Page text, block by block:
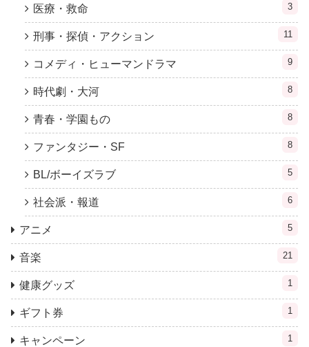
医療・救命 3
刑事・探偵・アクション 11
コメディ・ヒューマンドラマ 9
時代劇・大河 8
青春・学園もの 8
ファンタジー・SF 8
BL/ボーイズラブ 5
社会派・報道 6
アニメ 5
音楽 21
健康グッズ 1
ギフト券 1
キャンペーン 1